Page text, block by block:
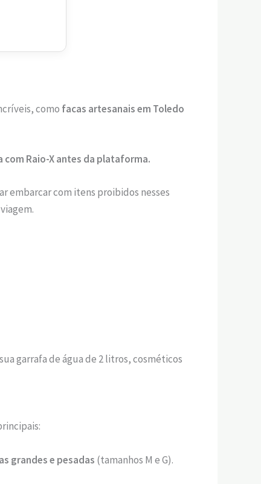
como facas artesanais em Toledo
Raio-X antes da plataforma.
embarcar com itens proibidos nesses
garrafa de água de 2 litros, cosméticos
grandes e pesadas (tamanhos M e G).